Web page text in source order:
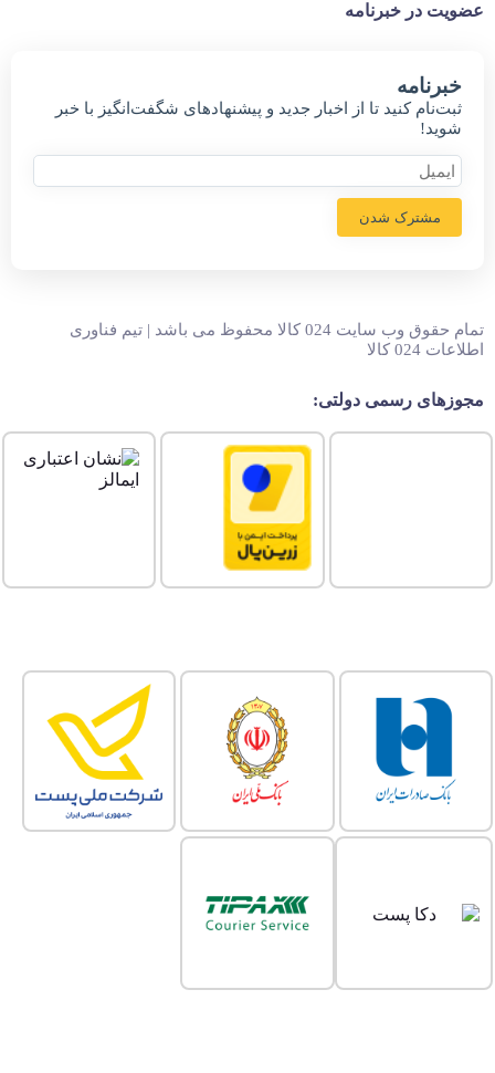
عضویت در خبرنامه
خبر‌نامه
ثبت‌نام کنید تا از اخبار جدید و پیشنهاد‌های شگفت‌انگیز با خبر
شوید!
مشترک شدن
تمام حقوق وب سایت 024 کالا محفوظ می باشد | تیم فناوری
اطلاعات 024 کالا
مجوزهای رسمی دولتی: